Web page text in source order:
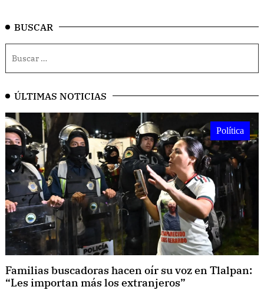
BUSCAR
ÚLTIMAS NOTICIAS
Política
Familias buscadoras hacen oír su voz en Tlalpan:
“Les importan más los extranjeros”